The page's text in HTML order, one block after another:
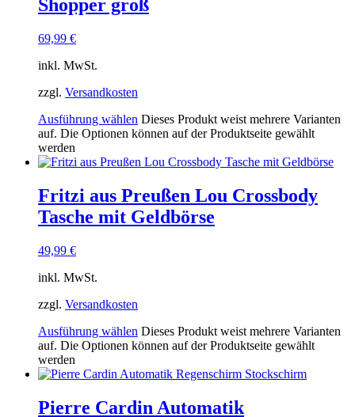
Shopper groß
69,99 €
inkl. MwSt.
zzgl. Versandkosten
Ausführung wählen Dieses Produkt weist mehrere Varianten
auf. Die Optionen können auf der Produktseite gewählt
werden
Fritzi aus Preußen Lou Crossbody
Tasche mit Geldbörse
49,99 €
inkl. MwSt.
zzgl. Versandkosten
Ausführung wählen Dieses Produkt weist mehrere Varianten
auf. Die Optionen können auf der Produktseite gewählt
werden
Pierre Cardin Automatik